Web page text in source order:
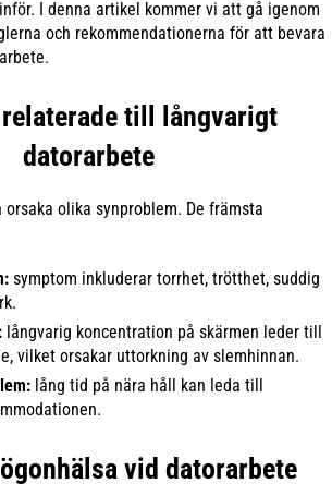
I denna artikel kommer vi att gå igenom
och rekommendationerna för att bevara
till långvarigt
datorarbete
olika synproblem. De främsta
symptom inkluderar torrhet, trötthet, suddig
långvarig koncentration på skärmen leder till
vilket orsakar uttorkning av slemhinnan.
lång tid på nära håll kan leda till
vid datorarbete